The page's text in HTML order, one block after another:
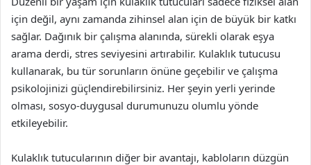
için değil, aynı zamanda zihinsel alan için de büyük bir katkı
sağlar. Dağınık bir çalışma alanında, sürekli olarak eşya
arama derdi, stres seviyesini artırabilir. Kulaklık tutucusu
kullanarak, bu tür sorunların önüne geçebilir ve çalışma
psikolojinizi güçlendirebilirsiniz. Her şeyin yerli yerinde
olması, sosyo-duygusal durumunuzu olumlu yönde
etkileyebilir.
Kulaklık tutucularının diğer bir avantajı, kabloların düzgün